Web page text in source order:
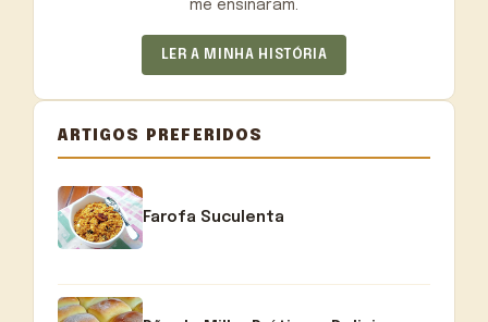
me ensinaram.
LER A MINHA HISTÓRIA
ARTIGOS PREFERIDOS
Farofa Suculenta